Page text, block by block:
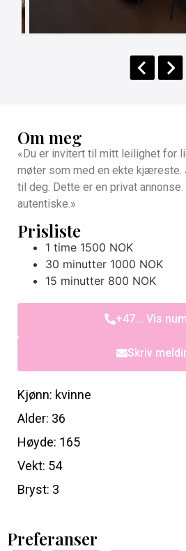
Om meg
«Du er invitert til mitt leilighet for
møter som med en ekte kjæreste.
til deg. Dette er en privat
autentiske.»
Prisliste
1 time 1500 NOK
30 minutter 1000 NOK
15 minutter 800 NOK
+47... Vis
Skriv
Kjønn: kvinne
Alder: 36
Høyde: 165
Vekt: 54
Bryst: 3
Preferanser